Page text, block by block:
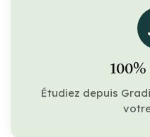
Étudiez depuis